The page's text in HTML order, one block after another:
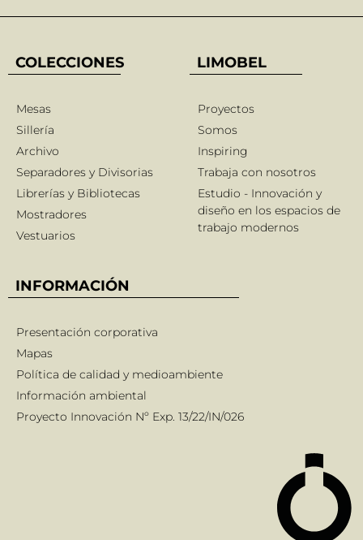
COLECCIONES
Mesas
Sillería
Archivo
Separadores y Divisorias
Librerías y Bibliotecas
Mostradores
Vestuarios
LIMOBEL
Proyectos
Somos
Inspiring
Trabaja con nosotros
Estudio - Innovación y
diseño en los espacios de
trabajo modernos
INFORMACIÓN
Presentación corporativa
Mapas
Política de calidad y medioambiente
Información ambiental
Proyecto Innovación Nº Exp. 13/22/IN/026